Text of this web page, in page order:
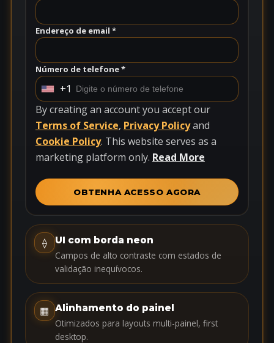
Endereço de email *
Número de telefone *
U
n
i
t
e
t
t
e
+
1
+1
By creating an account you accept our
Terms of Service, Privacy Policyand
Cookie Policy. This website serves as a
marketing platform only. Read More
OBTENHA ACESSO AGORA
⟠
UI com borda neon
Campos de alto contraste com estados de
validação inequívocos.
▦ Alinhamento do painel
Otimizados para layouts multi-painel, first
desktop.